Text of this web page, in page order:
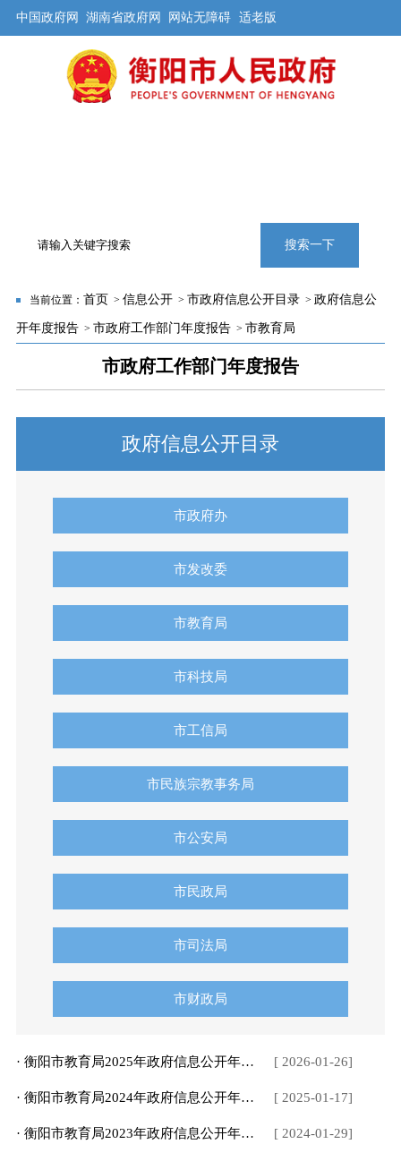
中国政府网 湖南省政府网 网站无障碍 适老版
搜索一下
当前位置： 首页 > 信息公开> 市政府信息公开目录> 政府信息公
开年度报告> 市政府工作部门年度报告> 市教育局
市政府工作部门年度报告
政府信息公开目录
市政府办
市发改委
市教育局
市科技局
市工信局
市民族宗教事务局
市公安局
市民政局
市司法局
市财政局
· 衡阳市教育局2025年政府信息公开年度报告 [ 2026-01-26]
· 衡阳市教育局2024年政府信息公开年度报告 [ 2025-01-17]
· 衡阳市教育局2023年政府信息公开年度报告 [ 2024-01-29]